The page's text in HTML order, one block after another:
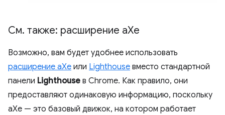
См. также: расширение aXe
Возможно, вам будет удобнее использовать
расширение aXe или Lighthouse вместо стандартной
панели Lighthouse в Chrome. Как правило, они
предоставляют одинаковую информацию, поскольку
aXe — это базовый движок, на котором работает